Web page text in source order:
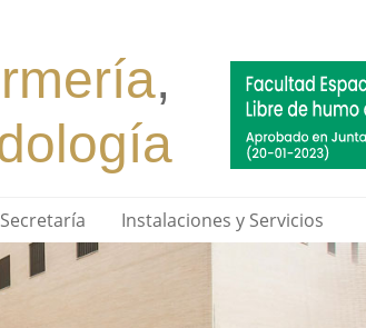
Secretaría Instalaciones y Servicios